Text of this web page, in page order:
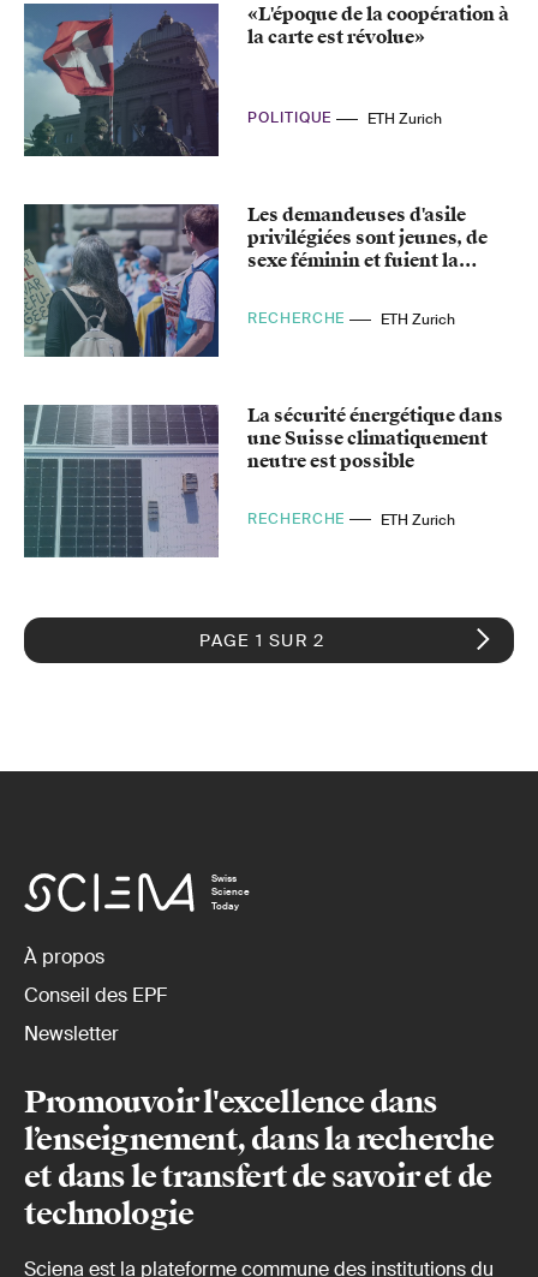
«L'époque de la coopération à
la carte est révolue»
POLITIQUE ETH Zurich
Les demandeuses d'asile
privilégiées sont jeunes, de
sexe féminin et fuient la
RECHERCHE ETH Zurich
La sécurité énergétique dans
une Suisse climatiquement
neutre est possible
RECHERCHE ETH Zurich
PAGE 1 SUR 2
Swiss
Science
Today
À propos
Conseil des EPF
Newsletter
Promouvoir l'excellence dans
l’enseignement, dans la recherche
et dans le transfert de savoir et de
technologie
Sciena est la plateforme commune des institutions du